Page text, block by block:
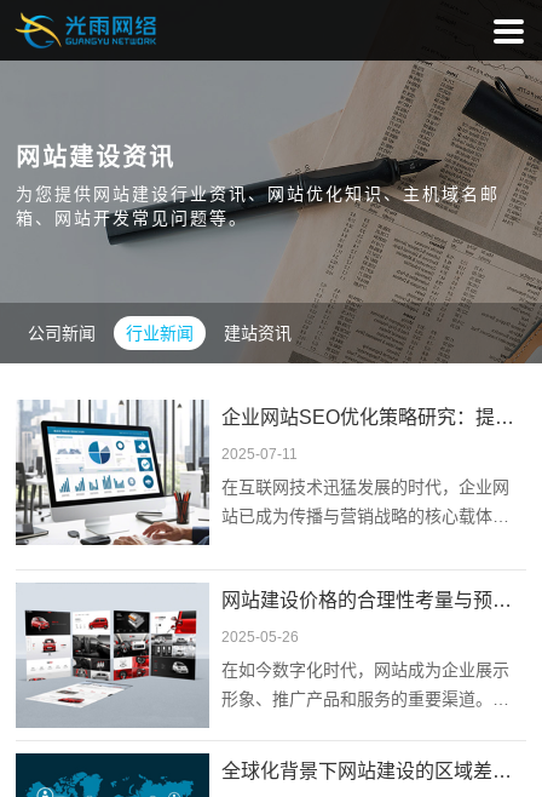
网站建设资讯
为您提供网站建设行业资讯、网站优化知识、主机域名邮
箱、网站开发常见问题等。
公司新闻 行业新闻 建站资讯
企业网站SEO优化策略研究：提升流量与转化的技术
2025-07-11
在互联网技术迅猛发展的时代，企业网
站已成为传播与营销战略的核心载体，
职能。如何有效提升网站流量与用户转
化率，已成为企业管理的迫切议题。网站建设价格的合理性考量与预算管理
2025-05-26
在如今数字化时代，网站成为企业展示
形象、推广产品和服务的重要渠道。随
性，网站建设的价格也成为了一个关键
问题。今天小编将带大家一起来探讨网
全球化背景下网站建设的区域差异化研究